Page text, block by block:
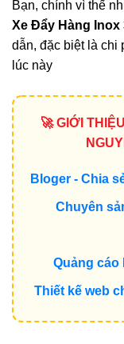
Bạn, chính vì thế
Xe Đẩy Hàng Inox
dẫn, đặc biệt là chi
lúc này
🚀 GIỚI
Bloger - Chia
Chuyên
Quảng cáo
Thiết kế web